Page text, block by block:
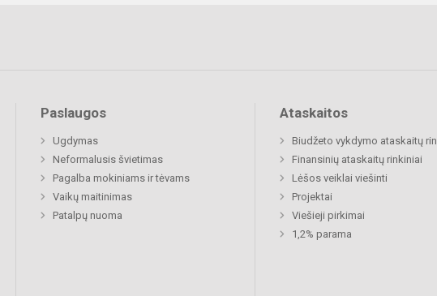
Paslaugos
Ugdymas
Neformalusis švietimas
Pagalba mokiniams ir tėvams
Vaikų maitinimas
Patalpų nuoma
Ataskaitos
Biudžeto vykdymo ataskaitų
Finansinių ataskaitų rinkiniai
Lėšos veiklai viešinti
Projektai
Viešieji pirkimai
1,2% parama